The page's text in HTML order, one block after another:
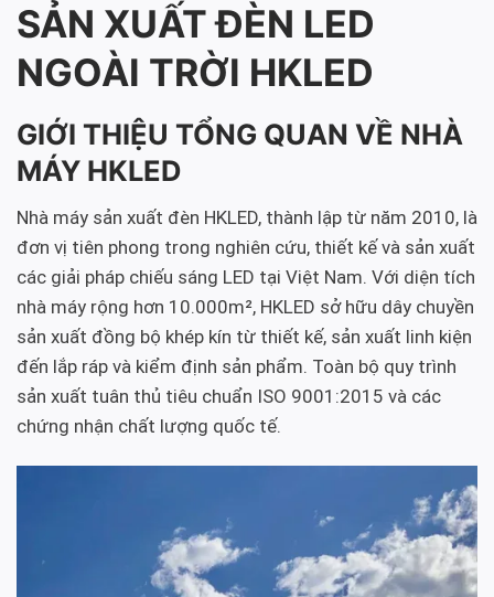
SẢN XUẤT ĐÈN LED
NGOÀI TRỜI HKLED
GIỚI THIỆU TỔNG QUAN VỀ NHÀ
MÁY HKLED
Nhà máy sản xuất đèn HKLED, thành lập từ năm 2010, là
đơn vị tiên phong trong nghiên cứu, thiết kế và sản xuất
các giải pháp chiếu sáng LED tại Việt Nam. Với diện tích
nhà máy rộng hơn 10.000m², HKLED sở hữu dây chuyền
sản xuất đồng bộ khép kín từ thiết kế, sản xuất linh kiện
đến lắp ráp và kiểm định sản phẩm. Toàn bộ quy trình
sản xuất tuân thủ tiêu chuẩn ISO 9001:2015 và các
chứng nhận chất lượng quốc tế.